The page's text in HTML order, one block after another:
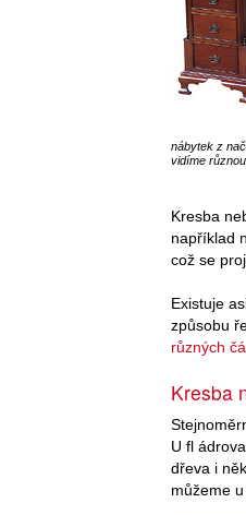
nábytek z
vidíme
Kresba
například
což se
Existuje
způsobu
různých
Kresba
U fl
dřeva i
můžeme